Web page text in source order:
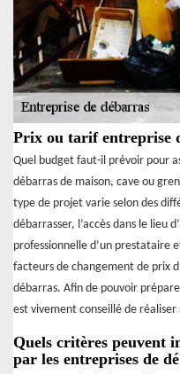
Prix ou tarif entreprise
Quel budget faut-il prévoir pour
débarras de maison, cave ou
type de projet varie selon des
débarrasser, l’accès dans le lieu
professionnelle d’un prestataire
facteurs de changement de prix
débarras. Afin de pouvoir
est vivement conseillé de réaliser
Quels critères peuvent
par les entreprises de